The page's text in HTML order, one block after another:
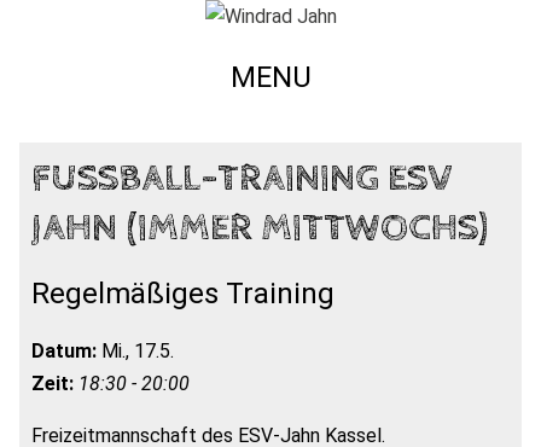
MENU
FUSSBALL-TRAINING ESV J
AHN (IMMER MITTWOCHS)
Regelmäßiges Training
Datum: Mi., 17.5.
Zeit: 18:30 - 20:00
Freizeitmannschaft des ESV-Jahn Kassel.